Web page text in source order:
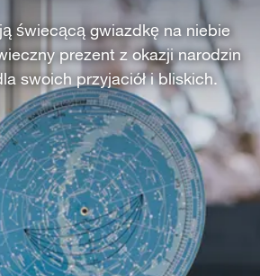
świecącą gwiazdkę na niebie
prezent z okazji narodzin
swoich przyjaciół i bliskich.